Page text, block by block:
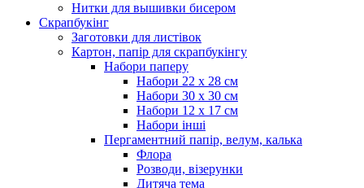
Нитки для вышивки бисером
Скрапбукінг
Заготовки для листівок
Картон, папір для скрапбукінгу
Набори паперу
Набори 22 х 28 см
Набори 30 х 30 см
Набори 12 х 17 см
Набори інші
Пергаментний папір, велум, калька
Флора
Розводи, візерунки
Дитяча тема